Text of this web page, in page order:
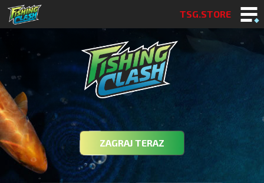
TSG.STORE
ZAGRAJ TERAZ